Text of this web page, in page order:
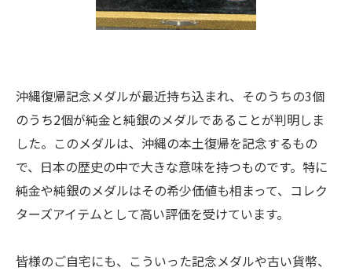
沖縄復帰記念メダルが最近持ち込まれ、そのうちの3個
のうち2個が純金と純銀のメダルであることが判明しま
した。このメダルは、沖縄の本土復帰を記念するもの
で、日本の歴史の中で大きな意味を持つものです。特に
純金や純銀のメダルはその希少価値も相まって、コレク
ターズアイテムとして高い評価を受けています。
皆様のご自宅にも、こういった記念メダルや古い貨幣、